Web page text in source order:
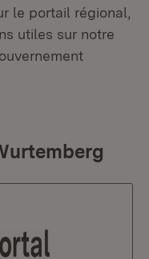
le portail régional,
utiles sur notre